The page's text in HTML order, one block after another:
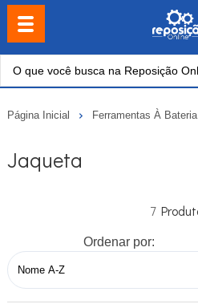
Página Inicial Ferramentas À Bateria
Jaqueta
7
Ordenar por: